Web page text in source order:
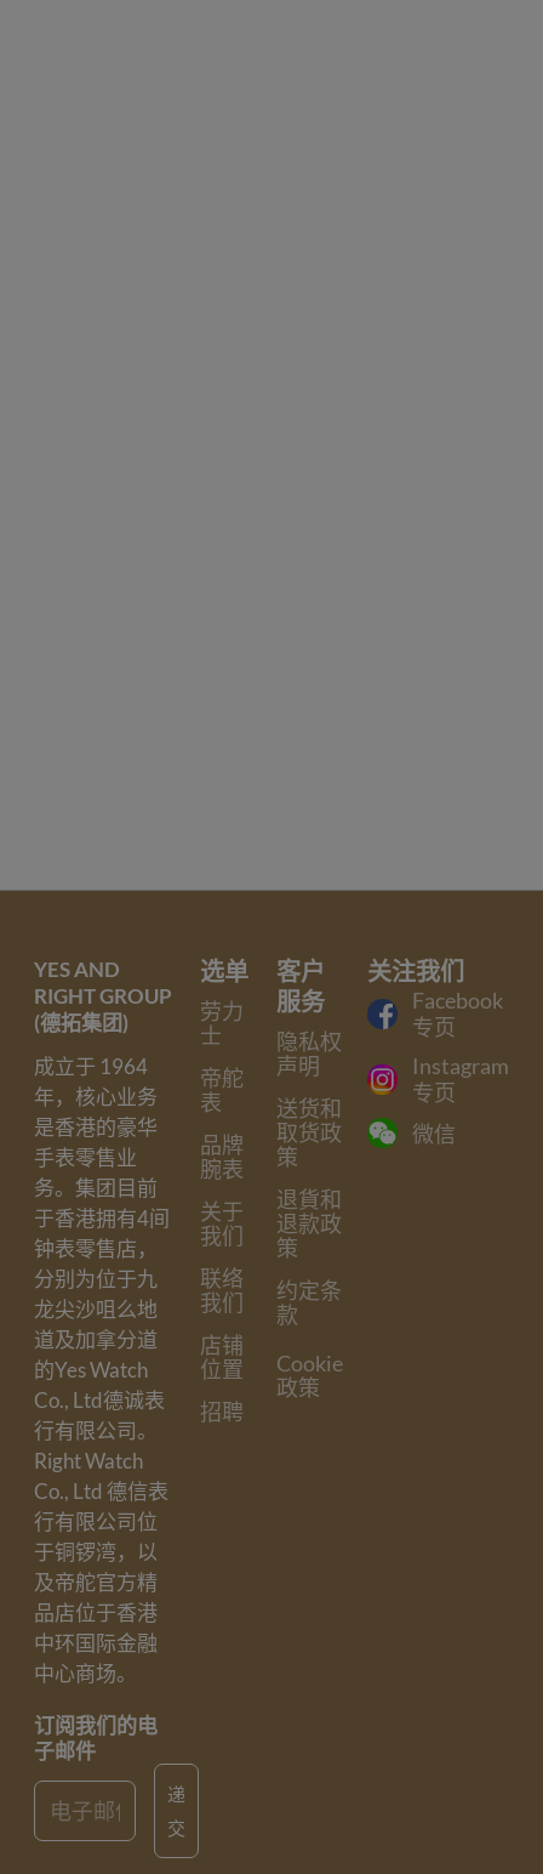
选单
劳力
士
帝舵
表
品牌
腕表
关于
我们
联络
我们
店铺
位置
招聘
客户
服务
隐私权
声明
送货和
取货政
策
退貨和
退款政
策
约定条
款
Cookie
政策
关注我们
Facebook
专页
Instagram
专页
微信
YES AND
RIGHT GROUP
(德拓集团)
成立于 1964
年，核心业务
是香港的豪华
手表零售业
务。集团目前
于香港拥有4间
钟表零售店，
分别为位于九
龙尖沙咀么地
道及加拿分道
的Yes Watch
Co., Ltd德诚表
行有限公司。
Right Watch
Co., Ltd 德信表
行有限公司位
于铜锣湾，以
及帝舵官方精
品店位于香港
中环国际金融
中心商场。
订阅我们的电
子邮件
Email 递
交